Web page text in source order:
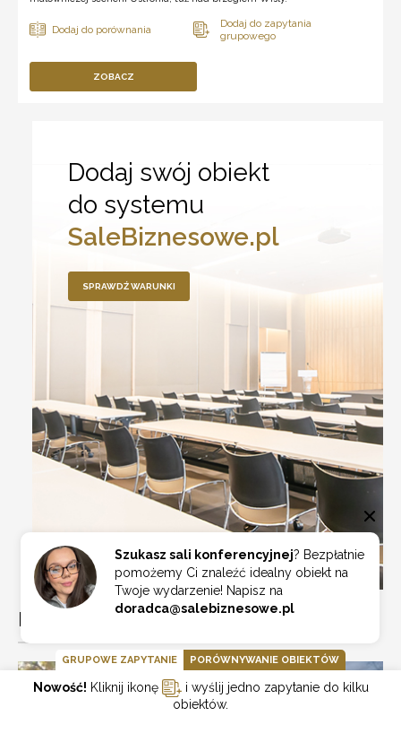
ZOBACZ
Dodaj swój obiekt
do systemu
SaleBiznesowe.pl
SPRAWDŹ WARUNKI
POZOSTAŁE SALE KONFERENCYJNE:
Szukasz sali konferencyjnej? Bezpłatnie
pomożemy Ci znaleźć idealny obiekt na
Twoje wydarzenie! Napisz na
doradca@salebiznesowe.pl
GRUPOWE ZAPYTANIE PORÓWNYWANIE OBIEKTÓW
Nowość! Kliknij ikonę
i wyślij jedno zapytanie do kilku
obiektów.